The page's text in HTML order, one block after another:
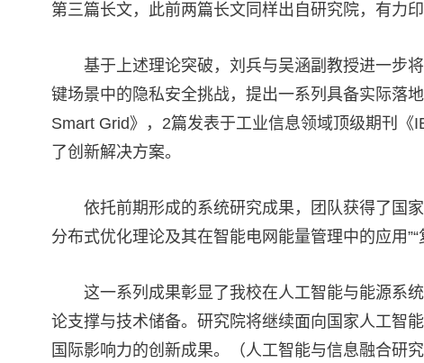
第三篇长文，此前两篇长文同样出自研究院，有力
基于上述理论突破，刘兵与吴涵副教授进一步
键场景中的隐私安全挑战，提出一系列具备实际落
Smart Grid》，2篇发表于工业信息领域顶级期刊
了创新解决方案。
依托前期形成的系统研究成果，团队获得了国
分布式优化理论及其在智能电网能量管理中的应用
这一系列成果彰显了我校在人工智能与能源系
论支撑与技术储备。研究院将继续面向国家人工智
国际影响力的创新成果。（人工智能与信息融合研究